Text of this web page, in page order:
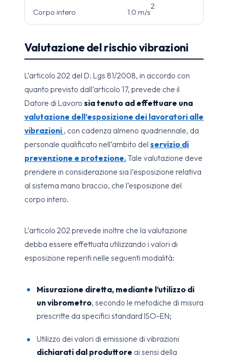
Corpo intero 1.0 m/s
2
Valutazione del rischio vibrazioni
L’articolo 202 del D. Lgs 81/2008, in accordo con
quanto previsto dall’articolo 17, prevede che il
Datore di Lavoro sia tenuto ad effettuare una
valutazione dell’esposizione dei lavoratori alle
vibrazioni , con cadenza almeno quadriennale, da
personale qualificato nell’ambito del servizio di
prevenzione e protezione. Tale valutazione deve
prendere in considerazione sia l’esposizione relativa
al sistema mano braccio, che l’esposizione del
corpo intero.
L’articolo 202 prevede inoltre che la valutazione
debba essere effettuata utilizzando i valori di
esposizione reperiti nelle seguenti modalità:
Misurazione diretta, mediante l’utilizzo di
un vibrometro, secondo le metodiche di misura
prescritte da specifici standard ISO-EN;
Utilizzo dei valori di emissione di vibrazioni
dichiarati dal produttore ai sensi della